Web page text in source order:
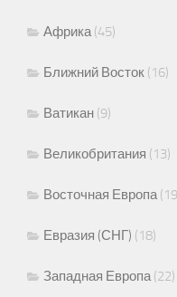
Африка(45)
Ближний Восток (16)
Ватикан (9)
Великобритания (13)
Восточная Европа
Евразия (СНГ) (18)
Западная Европа(22)